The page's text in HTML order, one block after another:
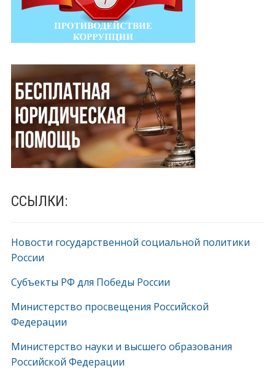
ССЫЛКИ:
Новости государственной социальной политики
России
Субъекты РФ для Победы России
Министерство просвещения Российской
Федерации
Министерство науки и высшего образования
Российской Федерации